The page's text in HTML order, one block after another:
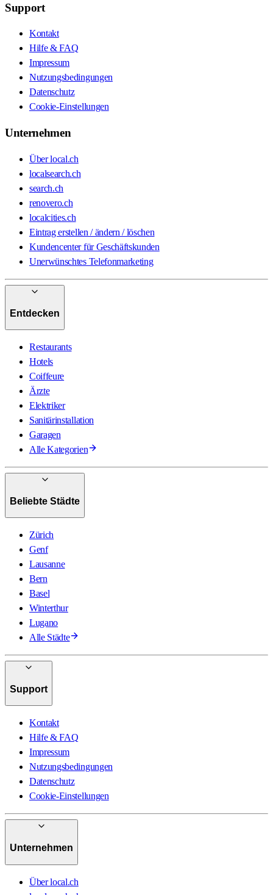
Support
Kontakt
Hilfe & FAQ
Impressum
Nutzungsbedingungen
Datenschutz
Cookie-Einstellungen
Unternehmen
Über local.ch
localsearch.ch
search.ch
renovero.ch
localcities.ch
Eintrag erstellen / ändern / löschen
Kundencenter für Geschäftskunden
Unerwünschtes Telefonmarketing
Entdecken
Restaurants
Hotels
Coiffeure
Ärzte
Elektriker
Sanitärinstallation
Garagen
Alle Kategorien
Beliebte Städte
Zürich
Genf
Lausanne
Bern
Basel
Winterthur
Lugano
Alle Städte
Support
Kontakt
Hilfe & FAQ
Impressum
Nutzungsbedingungen
Datenschutz
Cookie-Einstellungen
Unternehmen
Über local.ch